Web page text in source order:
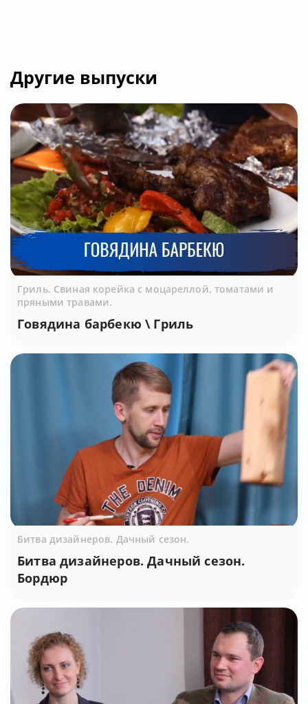
Другие выпуски
Гриль. Свиная корейка с моцареллой, томатами и
пряными травами.
Говядина барбекю \ Гриль
Битва дизайнеров. Дачный сезон.
Битва дизайнеров. Дачный сезон.
Бордюр